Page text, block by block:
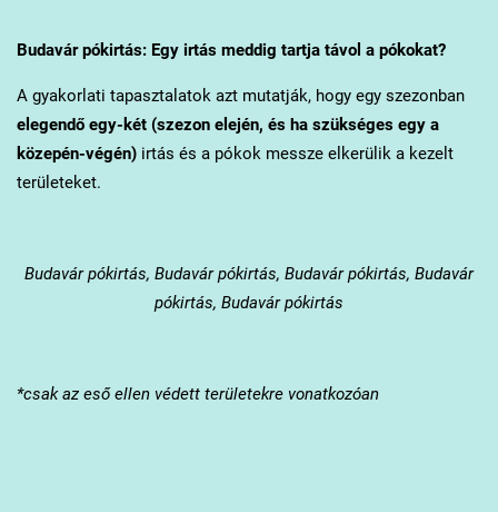
Budavárpókirtás: Egy irtás meddig tartja távol a pókokat?
A gyakorlati tapasztalatok azt mutatják, hogy egy szezonban
elegendő egy-két (szezon elején, és ha szükséges egy a
közepén-végén)irtás és a pókok messze elkerülik a kezelt
területeket.
Budavárpókirtás, Budavár pókirtás, Budavár pókirtás, Budavár
pókirtás, Budavár pókirtás
*csak az eső ellen védett területekre vonatkozóan